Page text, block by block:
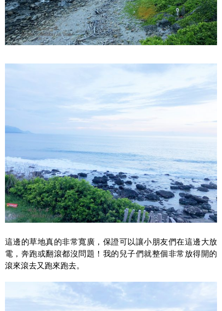
這邊的草地真的非常寬廣，保證可以讓小朋友們在這邊大放
電，奔跑或翻滾都沒問題！我的兒子們就整個非常放得開的
滾來滾去又跑來跑去。